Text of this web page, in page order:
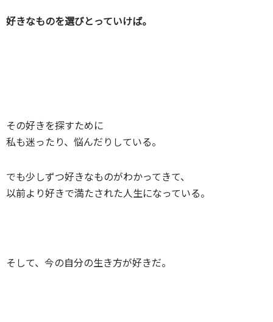
好きなものを選びとっていけば。
その好きを探すために
私も迷ったり、悩んだりしている。
でも少しずつ好きなものがわかってきて、
以前より好きで満たされた人生になっている。
そして、今の自分の生き方が好きだ。